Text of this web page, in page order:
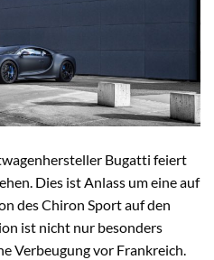
Bugatti feiert
Dies ist Anlass um eine auf
des Chiron Sport auf den
ist nicht nur besonders
Verbeugung vor Frankreich.